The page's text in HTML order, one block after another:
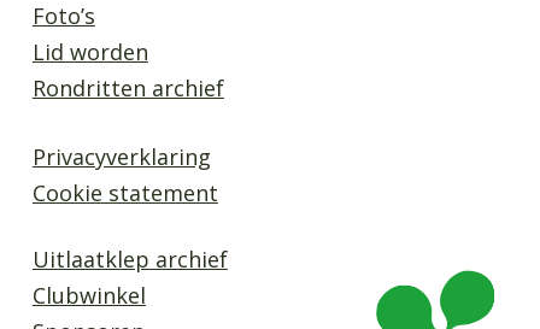
Foto’s
Lid worden
Rondritten archief
Privacyverklaring
Cookie statement
Uitlaatklep archief
Clubwinkel